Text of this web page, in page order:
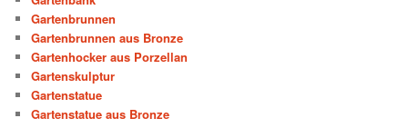
Gartenbrunnen
Gartenbrunnen aus Bronze
Gartenhocker aus Porzellan
Gartenskulptur
Gartenstatue
Gartenstatue aus Bronze